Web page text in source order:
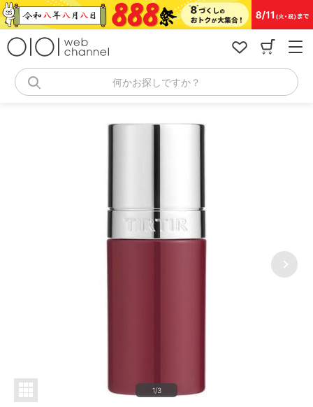
コ
ン
何かお探しですか？
1/3